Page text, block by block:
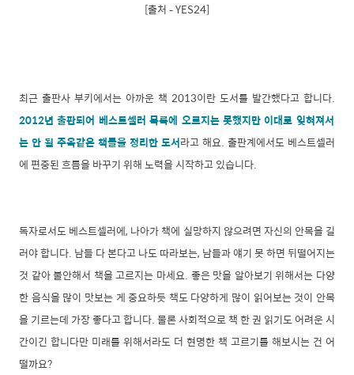
[출처 – YES24]
최근 출판사 부키에서는 아까운 책 2013이란 도서를 발간했다고 합니다.
2012년 출판되어 베스트셀러 목록에 오르지는 못했지만 이대로 잊혀져서
는 안 될 주옥같은 책들을 정리한 도서라고 해요. 출판계에서도 베스트셀러
에 편중된 흐름을 바꾸기 위해 노력을 시작하고 있습니다.
독자로서도 베스트셀러에, 나아가 책에 실망하지 않으려면 자신의 안목을 길
러야 합니다. 남들 다 본다고 나도 따라보는, 남들과 얘기 못 하면 뒤떨어지는
것 같아 불안해서 책을 고르지는 마세요. 좋은 맛을 알아보기 위해서는 다양
한 음식을 많이 맛보는 게 중요하듯 책도 다양하게 많이 읽어보는 것이 안목
을 기르는데 가장 좋다고 합니다. 물론 사회적으로 책 한 권 읽기도 어려운 시
간이긴 합니다만 미래를 위해서라도 더 현명한 책 고르기를 해보시는 건 어
떨까요?